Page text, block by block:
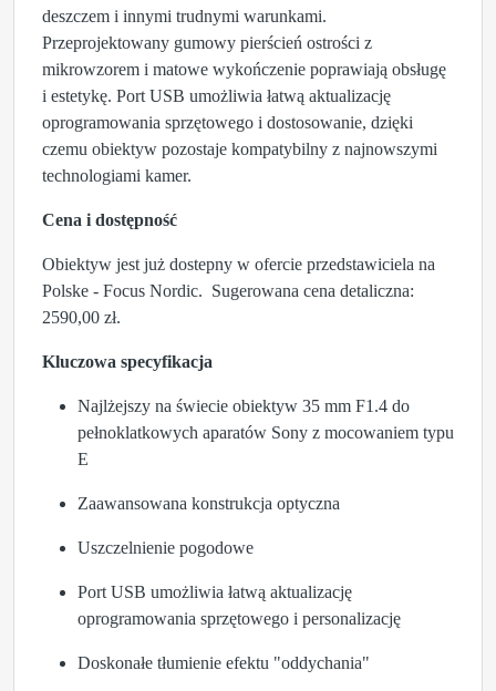
deszczem i innymi trudnymi warunkami.
Przeprojektowany gumowy pierścień ostrości z
mikrowzorem i matowe wykończenie poprawiają obsługę
i estetykę. Port USB umożliwia łatwą aktualizację
oprogramowania sprzętowego i dostosowanie, dzięki
czemu obiektyw pozostaje kompatybilny z najnowszymi
technologiami kamer.
Cena i dostępność
Obiektyw jest już dostepny w ofercie przedstawiciela na
Polske - Focus Nordic. Sugerowana cena detaliczna:
2590,00 zł.
Kluczowa specyfikacja
Najlżejszy na świecie obiektyw 35 mm F1.4 do
pełnoklatkowych aparatów Sony z mocowaniem typu
E
Zaawansowana konstrukcja optyczna
Uszczelnienie pogodowe
Port USB umożliwia łatwą aktualizację
oprogramowania sprzętowego i personalizację
Doskonałe tłumienie efektu "oddychania"